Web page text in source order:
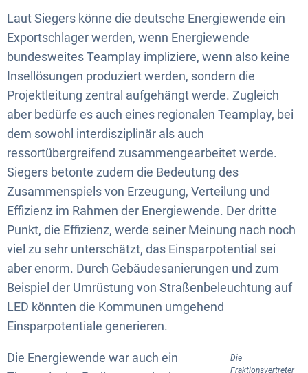
Laut Siegers könne die deutsche Energiewende ein
Exportschlager werden, wenn Energiewende
bundesweites Teamplay impliziere, wenn also keine
Insellösungen produziert werden, sondern die
Projektleitung zentral aufgehängt werde. Zugleich
aber bedürfe es auch eines regionalen Teamplay, bei
dem sowohl interdisziplinär als auch
ressortübergreifend zusammengearbeitet werde.
Siegers betonte zudem die Bedeutung des
Zusammenspiels von Erzeugung, Verteilung und
Effizienz im Rahmen der Energiewende. Der dritte
Punkt, die Effizienz, werde seiner Meinung nach noch
viel zu sehr unterschätzt, das Einsparpotential sei
aber enorm. Durch Gebäudesanierungen und zum
Beispiel der Umrüstung von Straßenbeleuchtung auf
LED könnten die Kommunen umgehend
Einsparpotentiale generieren.
Die
Fraktionsvertreter
Die Energiewende war auch ein